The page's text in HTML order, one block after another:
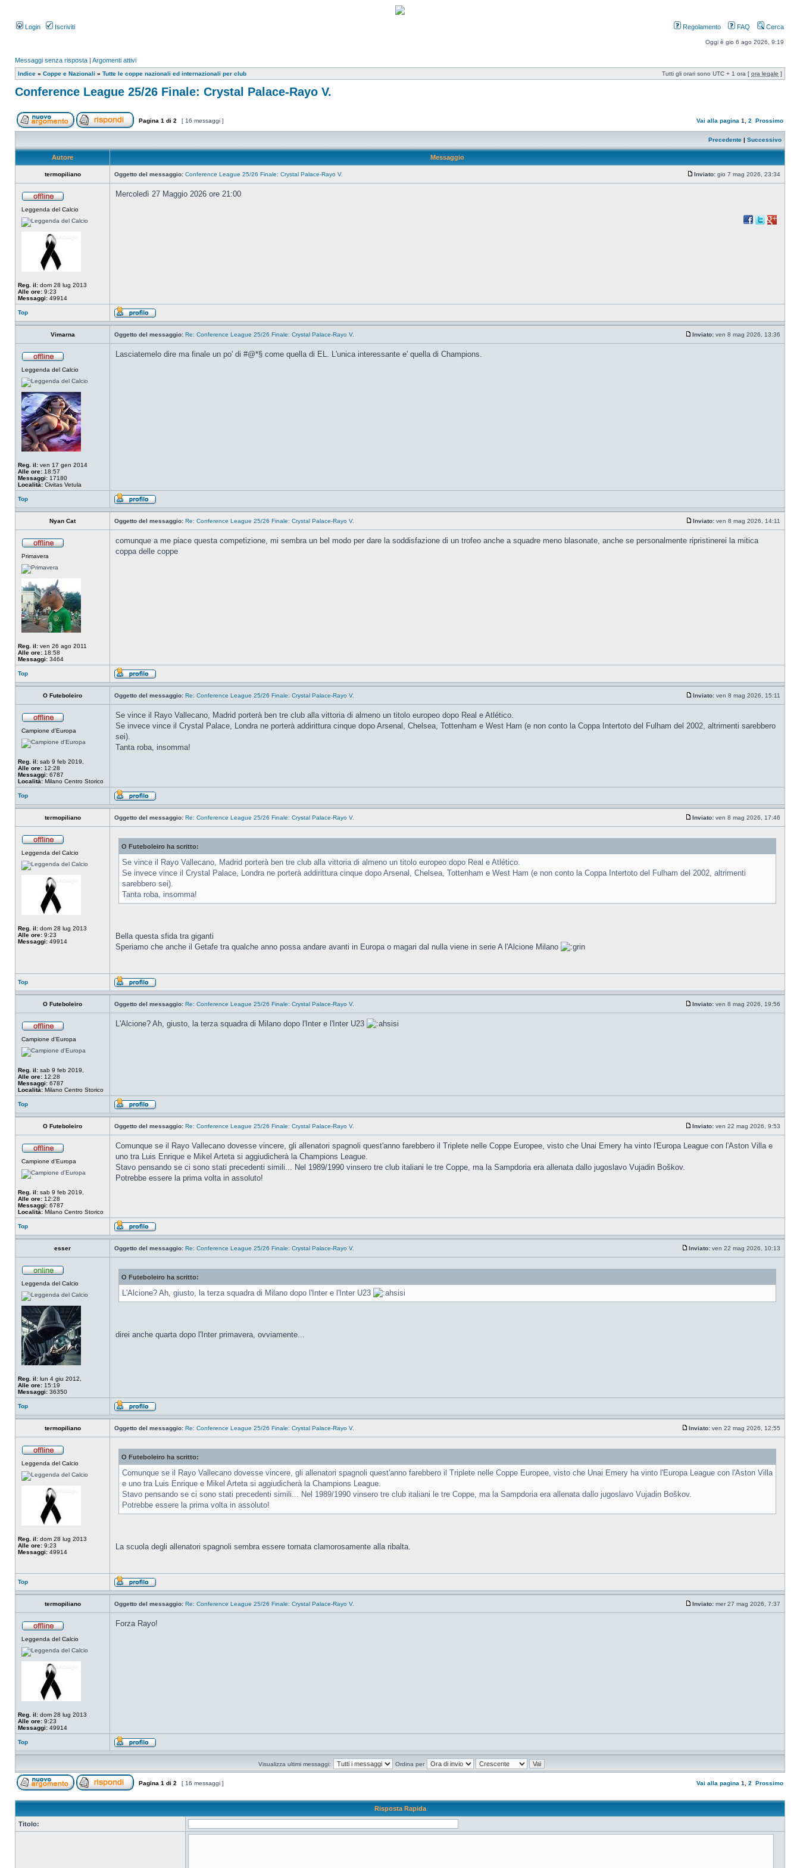
Login Iscriviti Regolamento FAQ Cerca
Oggi è gio 6 ago 2026, 9:19
Messaggi senza risposta | Argomenti attivi
Indice » Coppe e Nazionali » Tutte le coppe nazionali ed internazionali per club Tutti gli orari sono UTC + 1 ora [ ora legale ]
Conference League 25/26 Finale: Crystal Palace-Rayo V.
Pagina 1 di 2 [ 16 messaggi ] Vai alla pagina 1 2 Prossimo
Precedente | Successivo
Autore Messaggio
termopiliano Oggetto del messaggio: Conference League 25/26 Finale: Crystal Palace-Rayo V. Inviato: gio 7 mag 2026, 23:34
Leggenda del Calcio
Reg. il: dom 28 lug 2013
Alle ore: 9:23
Messaggi: 49914
Mercoledì 27 Maggio 2026 ore 21:00
Top
Vimarna Oggetto del messaggio: Re: Conference League 25/26 Finale: Crystal Palace-Rayo V. Inviato: ven 8 mag 2026, 13:36
Leggenda del Calcio
Reg. il: ven 17 gen 2014
Alle ore: 18:57
Messaggi: 17180
Località: Civitas Vetula
Lasciatemelo dire ma finale un po' di #@*§ come quella di EL. L'unica interessante e' quella di Champions.
Top
Nyan Cat Oggetto del messaggio: Re: Conference League 25/26 Finale: Crystal Palace-Rayo V. Inviato: ven 8 mag 2026, 14:11
Primavera
Reg. il: ven 26 ago 2011
Alle ore: 18:58
Messaggi: 3464
comunque a me piace questa competizione, mi sembra un bel modo per dare la soddisfazione di un trofeo anche a squadre meno blasonate, anche se personalmente ripristinerei la mitica
coppa delle coppe
Top
O Futeboleiro Oggetto del messaggio: Re: Conference League 25/26 Finale: Crystal Palace-Rayo V. Inviato: ven 8 mag 2026, 15:11
Campione d'Europa
Reg. il: sab 9 feb 2019,
Alle ore: 12:28
Messaggi: 6787
Località: Milano Centro Storico
Se vince il Rayo Vallecano, Madrid porterà ben tre club alla vittoria di almeno un titolo europeo dopo Real e Atlético.
Se invece vince il Crystal Palace, Londra ne porterà addirittura cinque dopo Arsenal, Chelsea, Tottenham e West Ham (e non conto la Coppa Intertoto del Fulham del 2002, altrimenti sarebbero
sei).
Tanta roba, insomma!
Top
termopiliano Oggetto del messaggio: Re: Conference League 25/26 Finale: Crystal Palace-Rayo V. Inviato: ven 8 mag 2026, 17:46
Leggenda del Calcio
Reg. il: dom 28 lug 2013
Alle ore: 9:23
Messaggi: 49914
O Futeboleiro ha scritto:
Se vince il Rayo Vallecano, Madrid porterà ben tre club alla vittoria di almeno un titolo europeo dopo Real e Atlético.
Se invece vince il Crystal Palace, Londra ne porterà addirittura cinque dopo Arsenal, Chelsea, Tottenham e West Ham (e non conto la Coppa Intertoto del Fulham del 2002, altrimenti
sarebbero sei).
Tanta roba, insomma!
Bella questa sfida tra giganti
Speriamo che anche il Getafe tra qualche anno possa andare avanti in Europa o magari dal nulla viene in serie A l'Alcione Milano
Top
O Futeboleiro Oggetto del messaggio: Re: Conference League 25/26 Finale: Crystal Palace-Rayo V. Inviato: ven 8 mag 2026, 19:56
Campione d'Europa
Reg. il: sab 9 feb 2019,
Alle ore: 12:28
Messaggi: 6787
Località: Milano Centro Storico
L'Alcione? Ah, giusto, la terza squadra di Milano dopo l'Inter e l'Inter U23
Top
O Futeboleiro Oggetto del messaggio: Re: Conference League 25/26 Finale: Crystal Palace-Rayo V. Inviato: ven 22 mag 2026, 9:53
Campione d'Europa
Reg. il: sab 9 feb 2019,
Alle ore: 12:28
Messaggi: 6787
Località: Milano Centro Storico
Comunque se il Rayo Vallecano dovesse vincere, gli allenatori spagnoli quest'anno farebbero il Triplete nelle Coppe Europee, visto che Unai Emery ha vinto l'Europa League con l'Aston Villa e
uno tra Luis Enrique e Mikel Arteta si aggiudicherà la Champions League.
Stavo pensando se ci sono stati precedenti simili... Nel 1989/1990 vinsero tre club italiani le tre Coppe, ma la Sampdoria era allenata dallo jugoslavo Vujadin Boškov.
Potrebbe essere la prima volta in assoluto!
Top
esser Oggetto del messaggio: Re: Conference League 25/26 Finale: Crystal Palace-Rayo V. Inviato: ven 22 mag 2026, 10:13
Leggenda del Calcio
Reg. il: lun 4 giu 2012,
Alle ore: 15:19
Messaggi: 36350
O Futeboleiro ha scritto:
L'Alcione? Ah, giusto, la terza squadra di Milano dopo l'Inter e l'Inter U23
direi anche quarta dopo l'Inter primavera, ovviamente...
Top
termopiliano Oggetto del messaggio: Re: Conference League 25/26 Finale: Crystal Palace-Rayo V. Inviato: ven 22 mag 2026, 12:55
Leggenda del Calcio
Reg. il: dom 28 lug 2013
Alle ore: 9:23
Messaggi: 49914
O Futeboleiro ha scritto:
Comunque se il Rayo Vallecano dovesse vincere, gli allenatori spagnoli quest'anno farebbero il Triplete nelle Coppe Europee, visto che Unai Emery ha vinto l'Europa League con l'Aston Villa
e uno tra Luis Enrique e Mikel Arteta si aggiudicherà la Champions League.
Stavo pensando se ci sono stati precedenti simili... Nel 1989/1990 vinsero tre club italiani le tre Coppe, ma la Sampdoria era allenata dallo jugoslavo Vujadin Boškov.
Potrebbe essere la prima volta in assoluto!
La scuola degli allenatori spagnoli sembra essere tornata clamorosamente alla ribalta.
Top
termopiliano Oggetto del messaggio: Re: Conference League 25/26 Finale: Crystal Palace-Rayo V. Inviato: mer 27 mag 2026, 7:37
Leggenda del Calcio
Reg. il: dom 28 lug 2013
Alle ore: 9:23
Messaggi: 49914
Forza Rayo!
Top
Visualizza ultimi messaggi: Ordina per
Pagina 1 di 2 [ 16 messaggi ] Vai alla pagina 1 2 Prossimo
Risposta Rapida
Titolo: